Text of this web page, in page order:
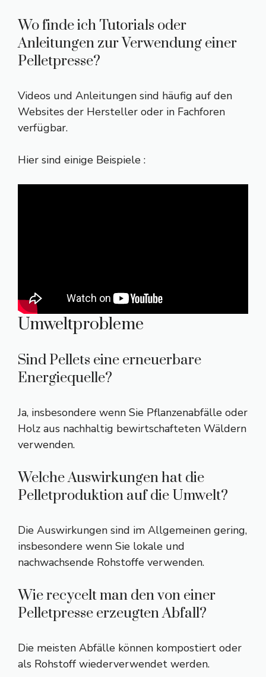
Wo finde ich Tutorials oder
Anleitungen zur Verwendung einer
Pelletpresse?
Videos und Anleitungen sind häufig auf den
Websites der Hersteller oder in Fachforen
verfügbar.
Hier sind einige Beispiele :
Umweltprobleme
Sind Pellets eine erneuerbare
Energiequelle?
Ja, insbesondere wenn Sie Pflanzenabfälle oder
Holz aus nachhaltig bewirtschafteten Wäldern
verwenden.
Welche Auswirkungen hat die
Pelletproduktion auf die Umwelt?
Die Auswirkungen sind im Allgemeinen gering,
insbesondere wenn Sie lokale und
nachwachsende Rohstoffe verwenden.
Wie recycelt man den von einer
Pelletpresse erzeugten Abfall?
Die meisten Abfälle können kompostiert oder
als Rohstoff wiederverwendet werden.